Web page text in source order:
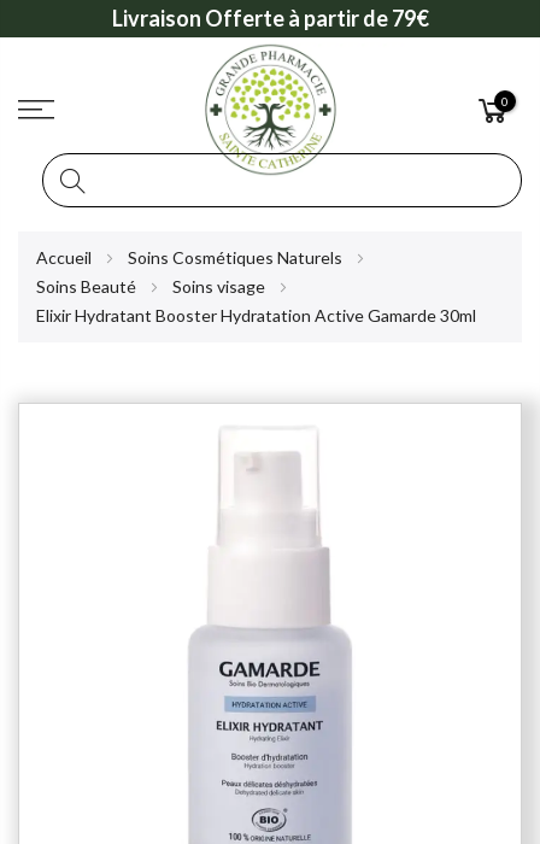
Livraison Offerte à partir de 79€
0
Accueil
Soins Cosmétiques Naturels
Soins Beauté
Soins visage
Elixir Hydratant Booster Hydratation Active Gamarde 30ml